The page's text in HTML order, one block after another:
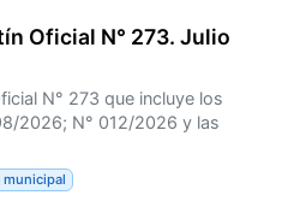
Oficial N° 273. Julio
N° 273 que incluye los
2026; N° 012/2026 y las
municipal